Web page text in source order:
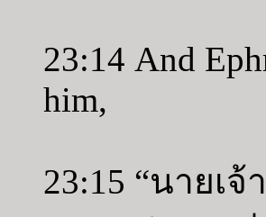
23:14 And
him,
23:15 “นายเ